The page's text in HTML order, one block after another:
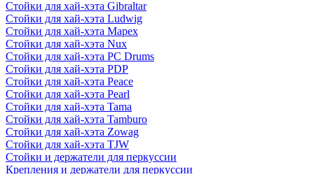
Стойки для хай-хэта Gibraltar
Стойки для хай-хэта Ludwig
Стойки для хай-хэта Mapex
Стойки для хай-хэта Nux
Стойки для хай-хэта PC Drums
Стойки для хай-хэта PDP
Стойки для хай-хэта Peace
Стойки для хай-хэта Pearl
Стойки для хай-хэта Tama
Стойки для хай-хэта Tamburo
Стойки для хай-хэта Zowag
Стойки для хай-хэта TJW
Стойки и держатели для перкуссии
Крепления и держатели для перкуссии